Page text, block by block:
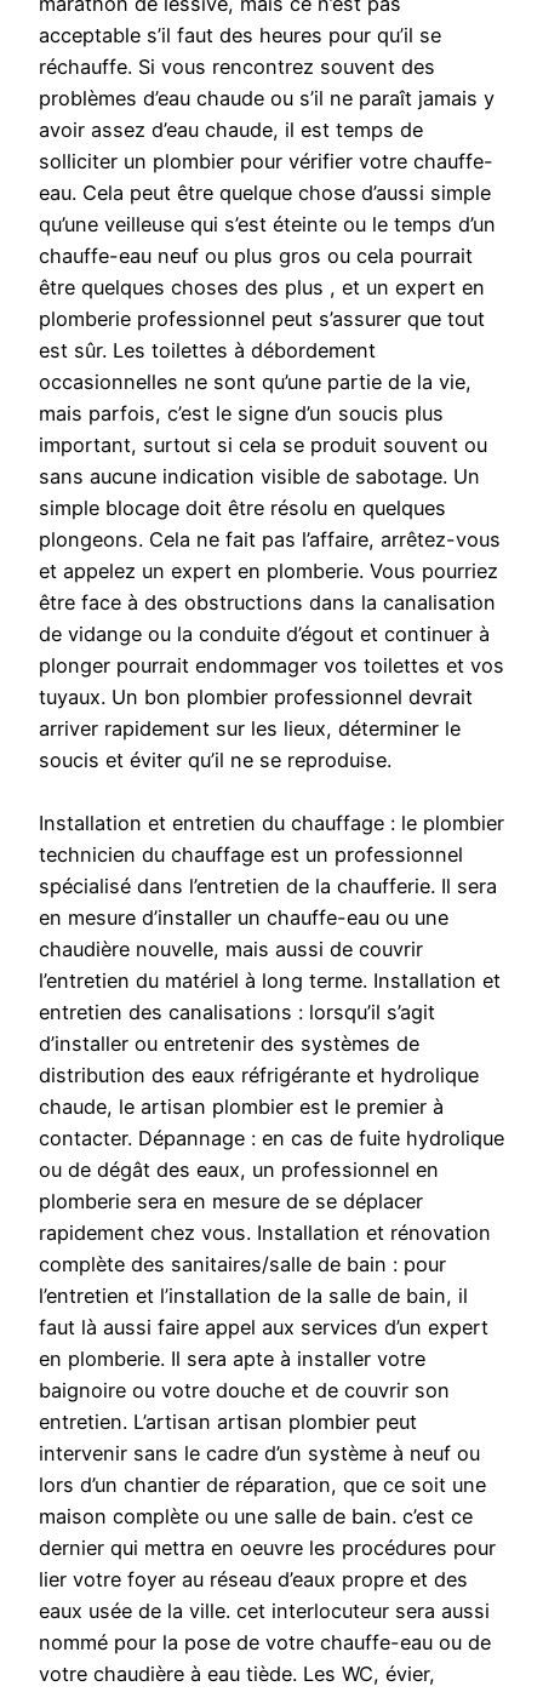
acceptable s’il faut des heures pour qu’il se
réchauffe. Si vous rencontrez souvent des
problèmes d’eau chaude ou s’il ne paraît jamais y
avoir assez d’eau chaude, il est temps de
solliciter un plombier pour vérifier votre chauffe-
eau. Cela peut être quelque chose d’aussi simple
qu’une veilleuse qui s’est éteinte ou le temps d’un
chauffe-eau neuf ou plus gros ou cela pourrait
être quelques choses des plus , et un expert en
plomberie professionnel peut s’assurer que tout
est sûr. Les toilettes à débordement
occasionnelles ne sont qu’une partie de la vie,
mais parfois, c’est le signe d’un soucis plus
important, surtout si cela se produit souvent ou
sans aucune indication visible de sabotage. Un
simple blocage doit être résolu en quelques
plongeons. Cela ne fait pas l’affaire, arrêtez-vous
et appelez un expert en plomberie. Vous pourriez
être face à des obstructions dans la canalisation
de vidange ou la conduite d’égout et continuer à
plonger pourrait endommager vos toilettes et vos
tuyaux. Un bon plombier professionnel devrait
arriver rapidement sur les lieux, déterminer le
soucis et éviter qu’il ne se reproduise.
Installation et entretien du chauffage : le plombier
technicien du chauffage est un professionnel
spécialisé dans l’entretien de la chaufferie. Il sera
en mesure d’installer un chauffe-eau ou une
chaudière nouvelle, mais aussi de couvrir
l’entretien du matériel à long terme. Installation et
entretien des canalisations : lorsqu’il s’agit
d’installer ou entretenir des systèmes de
distribution des eaux réfrigérante et hydrolique
chaude, le artisan plombier est le premier à
contacter. Dépannage : en cas de fuite hydrolique
ou de dégât des eaux, un professionnel en
plomberie sera en mesure de se déplacer
rapidement chez vous. Installation et rénovation
complète des sanitaires/salle de bain : pour
l’entretien et l’installation de la salle de bain, il
faut là aussi faire appel aux services d’un expert
en plomberie. Il sera apte à installer votre
baignoire ou votre douche et de couvrir son
entretien. L’artisan artisan plombier peut
intervenir sans le cadre d’un système à neuf ou
lors d’un chantier de réparation, que ce soit une
maison complète ou une salle de bain. c’est ce
dernier qui mettra en oeuvre les procédures pour
lier votre foyer au réseau d’eaux propre et des
eaux usée de la ville. cet interlocuteur sera aussi
nommé pour la pose de votre chauffe-eau ou de
votre chaudière à eau tiède. Les WC, évier,